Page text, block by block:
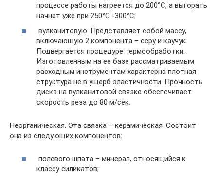
процессе работы нагреется до 200°С, а выгорать
начнет уже при 250°С -300°С;
вулканитовую. Представляет собой массу,
включающую 2 компонента – серу и каучук.
Подвергается процедуре термообработки.
Изготовленным на ее базе рассматриваемым
расходным инструментам характерна плотная
структура не в ущерб эластичности. Прочность
диска на вулканитовой связке обеспечивает
скорость реза до 80 м/сек.
Неорганическая. Эта связка – керамическая. Состоит
она из следующих компонентов:
полевого шпата – минерал, относящийся к
классу силикатов;